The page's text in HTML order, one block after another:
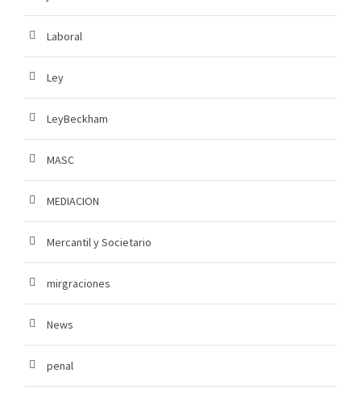
Laboral
Ley
LeyBeckham
MASC
MEDIACION
Mercantil y Societario
mirgraciones
News
penal